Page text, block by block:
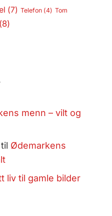
(7) Telefon(4) Tom
(8)
menn – vilt og
til Ødemarkens
liv til gamle bilder